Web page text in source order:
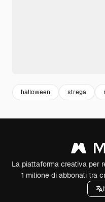
halloween strega
La piattaforma creativa per
1 milione di abbonati tra